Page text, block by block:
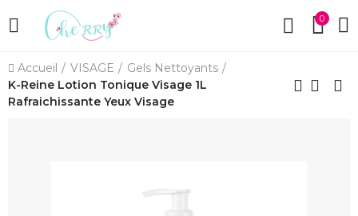
0
Accueil VISAGE
Gels Nettoyants
K-Reine Lotion Tonique Visage 1L
Rafraichissante Yeux Visage